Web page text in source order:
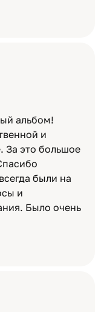
альбом!
и
За это большое
были на
и
Было очень